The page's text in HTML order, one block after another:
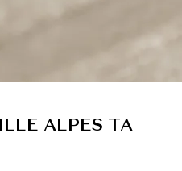
ALPES TA